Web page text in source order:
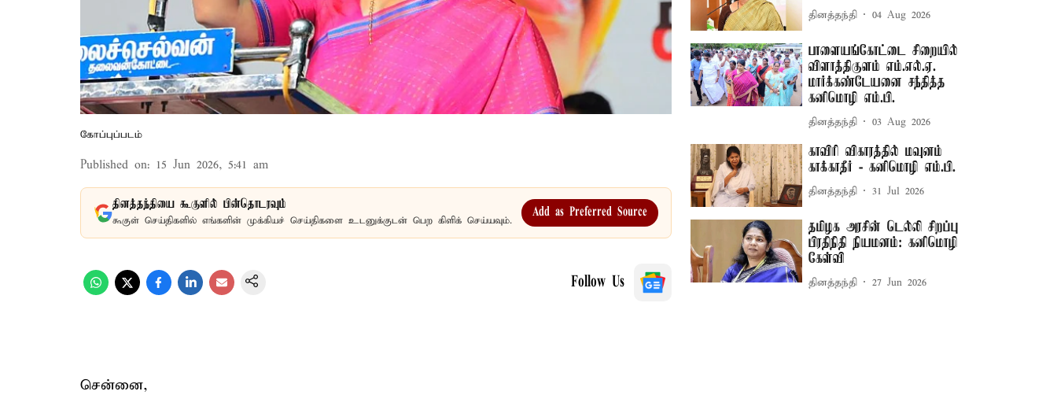
கோப்புப்படம்
Published on: 15 Jun 2026, 5:41 am
தினத்தந்தியை கூகுளில் பின்தொடரவும்
கூகுள் செய்திகளில் எங்களின் முக்கியச் செய்திகளை உடனுக்குடன் பெற கிளிக் செய்யவும்.
Add as Preferred Source
Follow Us
சென்னை,
தினத்தந்தி 04 Aug 2026
பாளையங்கோட்டை சிறையில்
விளாத்திகுளம் எம்.எல்.ஏ.
மார்க்கண்டேயனை சந்தித்த
கனிமொழி எம்.பி.
தினத்தந்தி 03 Aug 2026
காவிரி விகாரத்தில் மவுனம்
காக்காதீர் - கனிமொழி எம்.பி.
தினத்தந்தி 31 Jul 2026
தமிழக அரசின் டெல்லி சிறப்பு
பிரதிநிதி நியமனம்: கனிமொழி
கேள்வி
தினத்தந்தி 27 Jun 2026